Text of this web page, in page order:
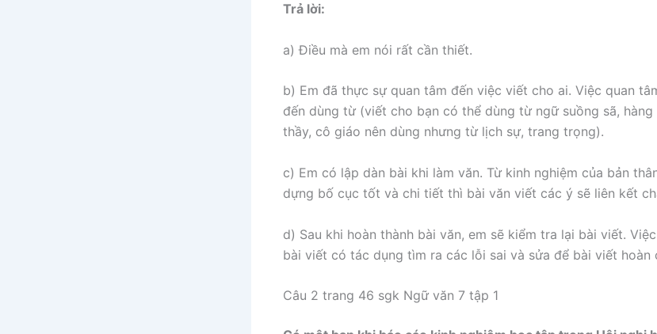
Trả lời:
a) Điều mà em nói rất cần thiết.
b) Em đã thực sự quan tâm đến việc viết cho ai. Việc quan
đến dùng từ (viết cho bạn có thể dùng từ ngữ suồng sã,
thầy, cô giáo nên dùng nhưng từ lịch sự, trang trọng).
c) Em có lập dàn bài khi làm văn. Từ kinh nghiệm của bản
dựng bố cục tốt và chi tiết thì bài văn viết các ý sẽ liên kết
d) Sau khi hoàn thành bài văn, em sẽ kiểm tra lại bài viết.
bài viết có tác dụng tìm ra các lỗi sai và sửa để bài viết hoàn
Câu 2 trang 46 sgk Ngữ văn 7 tập 1